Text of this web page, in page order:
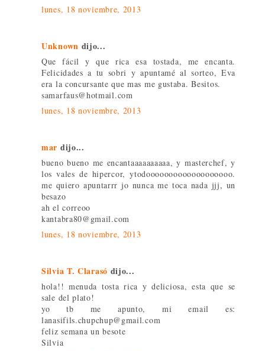
lunes, 18 noviembre, 2013
Unknown dijo...
Que fácil y que rica esa tostada, me encanta.
Felicidades a tu sobri y apuntamé al sorteo, Eva
era la concursante que mas me gustaba. Besitos.
samarfaus@hotmail.com
lunes, 18 noviembre, 2013
mar dijo...
bueno bueno me encantaaaaaaaaaa, y masterchef, y
los vales de hipercor, ytodooooooooooooooooooo.
me quiero apuntarrr jo nunca me toca nada jjj, un
besazo
ah el correoo
kantabra80@gmail.com
lunes, 18 noviembre, 2013
Silvia T. Clarasó dijo...
hola!! menuda tosta rica y deliciosa, esta que se
sale del plato!
yo tb me apunto, mi email es:
lanasifils.chupchup@gmail.com
feliz semana un besote
Silvia